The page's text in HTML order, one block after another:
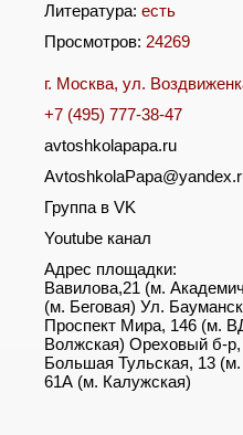
Литература: есть
Просмотров: 24269
г. Москва, ул.
+7 (495) 777-38-47
avtoshkolapapa.ru
Группа в VK
Youtube канал
Адрес площадки:
Вавилова,21 (м.
(м. Беговая) Ул.
Проспект Мира, 146 (м.
Волжская) Ореховый б-
Большая Тульская, 13
61А (м. Калужская)